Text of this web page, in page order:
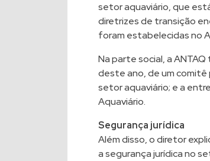
setor aquaviário, que
diretrizes de transição
foram estabelecidas no
Na parte social, a
deste ano, de um comitê
setor aquaviário; e a
Aquaviário.
Segurança jurídica
Além disso, o diretor
a segurança jurídica no